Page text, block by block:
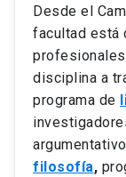
Desde el
facultad está
disciplina a
programa de
filosofía,